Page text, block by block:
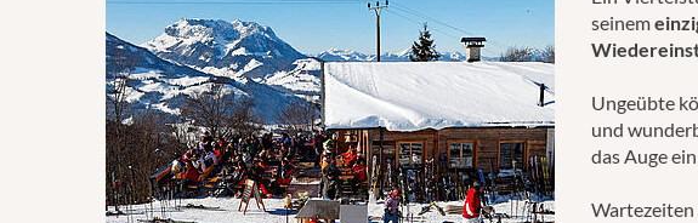
seinem
Ungeübte
und
das Auge
Wartezeiten